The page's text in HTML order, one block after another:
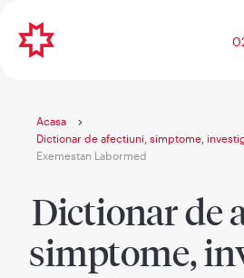
Acasa
Dictionar de afectiuni, simptome,
Exemestan Labormed
Dictionar de
simptome,